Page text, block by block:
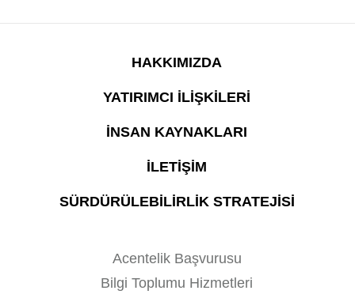
HAKKIMIZDA
YATIRIMCI İLİŞKİLERİ
İNSAN KAYNAKLARI
İLETİŞİM
SÜRDÜRÜLEBİLİRLİK STRATEJİSİ
Acentelik Başvurusu
Bilgi Toplumu Hizmetleri